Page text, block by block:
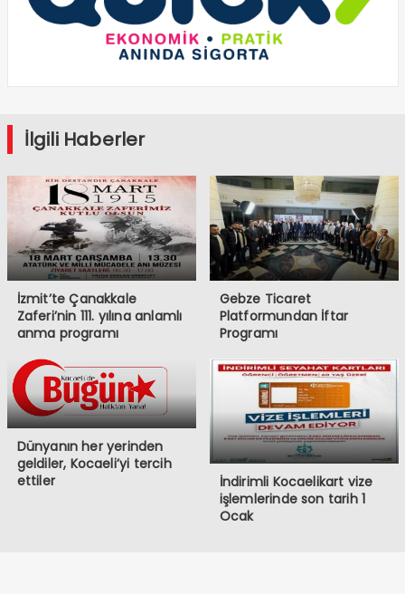
İlgili Haberler
İzmit’te Çanakkale
Zaferi’nin 111. yılına anlamlı
anma programı
Gebze Ticaret
Platformundan İftar
Programı
Dünyanın her yerinden
geldiler, Kocaeli’yi tercih
ettiler
İndirimli Kocaelikart vize
işlemlerinde son tarih 1
Ocak